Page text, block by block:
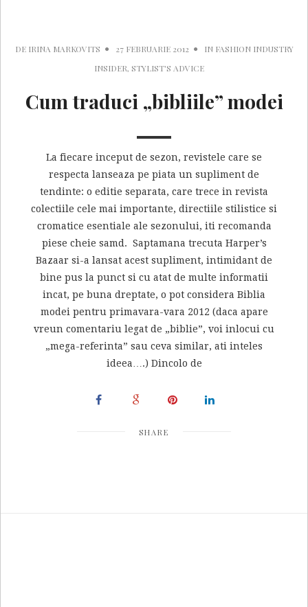
DE IRINA MARKOVITS 27 FEBRUARIE 2012 IN FASHION INDUSTRY
INSIDER, STYLIST'S ADVICE
Cum traduci „bibliile” modei
La fiecare inceput de sezon, revistele care se
respecta lanseaza pe piata un supliment de
tendinte: o editie separata, care trece in revista
colectiile cele mai importante, directiile stilistice si
cromatice esentiale ale sezonului, iti recomanda
piese cheie samd. Saptamana trecuta Harper’s
Bazaar si-a lansat acest supliment, intimidant de
bine pus la punct si cu atat de multe informatii
incat, pe buna dreptate, o pot considera Biblia
modei pentru primavara-vara 2012 (daca apare
vreun comentariu legat de „biblie”, voi inlocui cu
„mega-referinta” sau ceva similar, ati inteles
ideea….) Dincolo de
SHARE